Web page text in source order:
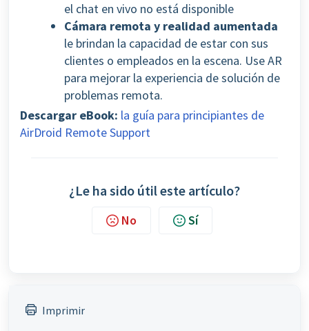
el chat en vivo no está disponible
Cámara remota y realidad aumentada
le brindan la capacidad de estar con sus
clientes o empleados en la escena. Use AR
para mejorar la experiencia de solución de
problemas remota.
Descargar eBook: la guía para principiantes de
AirDroid Remote Support
¿Le ha sido útil este artículo?
No Sí
Imprimir